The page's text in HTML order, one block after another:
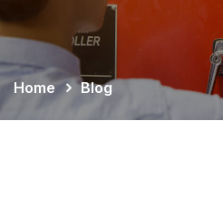
Home Blog